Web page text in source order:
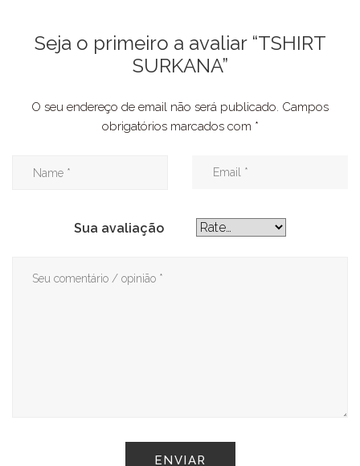
Seja o primeiro a avaliar “TSHIRT
SURKANA”
O seu endereço de email não será publicado. Campos
obrigatórios marcados com *
Sua avaliação